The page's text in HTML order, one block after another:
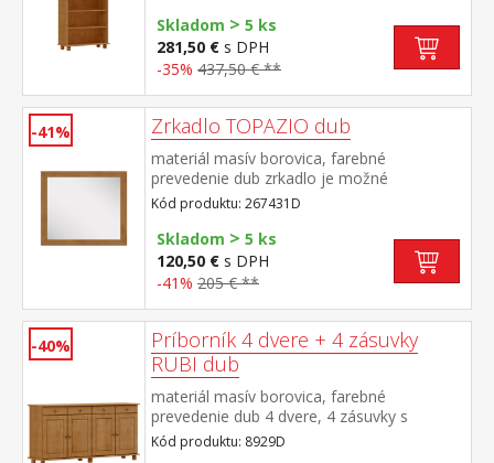
Skladom > 5 ks
281,50 € s DPH
-35% 437,50 € **
-41% Zrkadlo TOPAZIO dub
materiál masív borovica, farebné
prevedenie dub zrkadlo je možné
kombinovať s nábytkom z radu TOPAZIO
dub a RUBI dub
Kód produktu: 267431D
Skladom > 5 ks
120,50 € s DPH
-41% 205 € **
-40%
Príborník 4 dvere + 4 zásuvky
RUBI dub
materiál masív borovica, farebné
prevedenie dub 4 dvere, 4 zásuvky s
kovovými pojazdmi, 2 police
Kód produktu: 8929D